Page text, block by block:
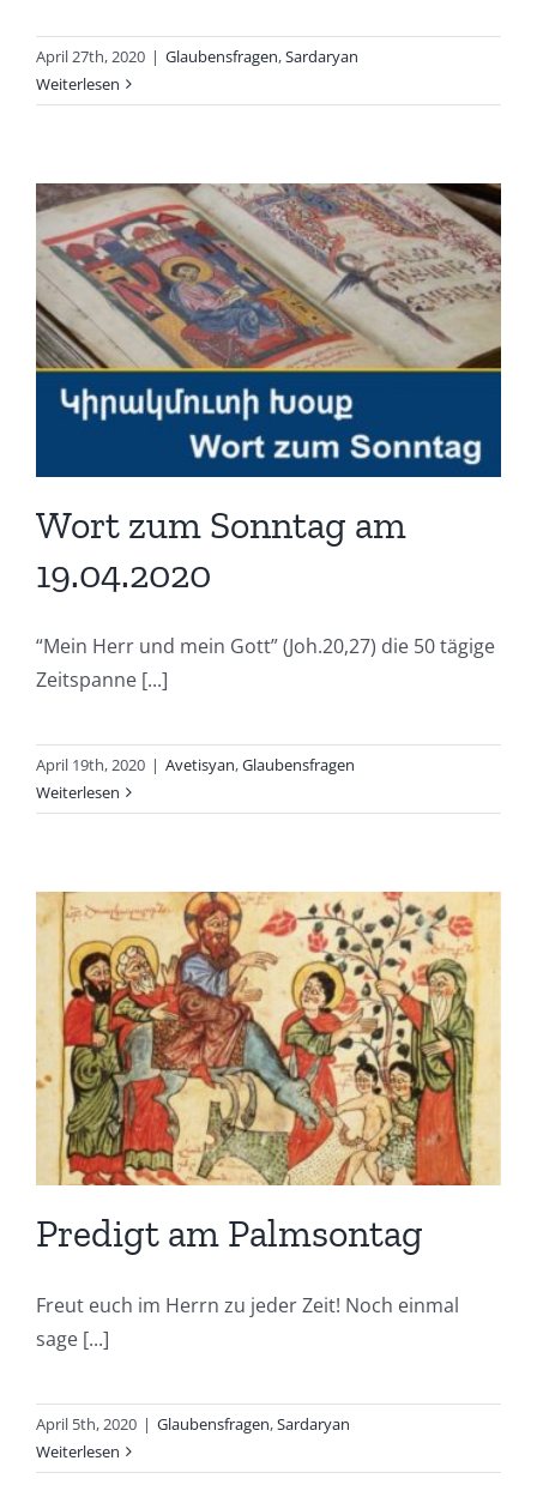
April 27th, 2020 | Glaubensfragen,Sardaryan
Weiterlesen
Wort zum Sonntag am
19.04.2020
“Mein Herr und mein Gott” (Joh.20,27) die 50 tägige
Zeitspanne [...]
April 19th, 2020 | Avetisyan,Glaubensfragen
Weiterlesen
Predigt am Palmsontag
Freut euch im Herrn zu jeder Zeit! Noch einmal
sage [...]
April 5th, 2020 | Glaubensfragen,Sardaryan
Weiterlesen